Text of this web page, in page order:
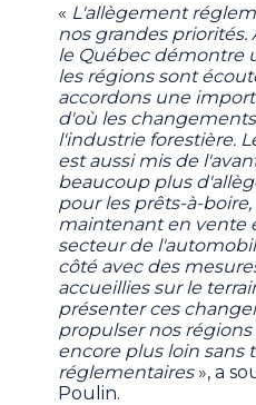
« L'allègement
nos grandes priorités.
le Québec démontre
les régions sont
accordons une
d'où les
l'industrie forestière.
est aussi mis de
beaucoup plus
pour les prêts-à-
maintenant en vente
secteur de
côté avec des
accueillies sur le
présenter ces
propulser nos
encore plus loin sans
réglementaires», a
Poulin.